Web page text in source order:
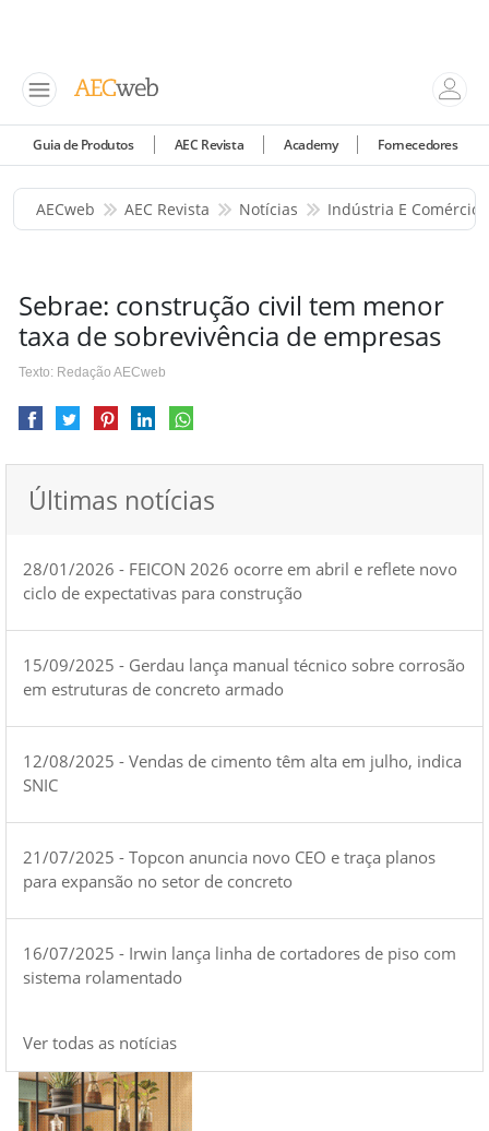
Guia de Produtos AEC Revista Academy Fornecedores
AECweb AEC Revista Notícias Indústria E Comércio
Sebrae: construção civil tem menor
taxa de sobrevivência de empresas
Texto: Redação AECweb
Últimas notícias
28/01/2026 - FEICON 2026 ocorre em abril e reflete novo
ciclo de expectativas para construção
15/09/2025 - Gerdau lança manual técnico sobre corrosão
em estruturas de concreto armado
12/08/2025 - Vendas de cimento têm alta em julho, indica
SNIC
21/07/2025 - Topcon anuncia novo CEO e traça planos
para expansão no setor de concreto
16/07/2025 - Irwin lança linha de cortadores de piso com
sistema rolamentado
Ver todas as notícias